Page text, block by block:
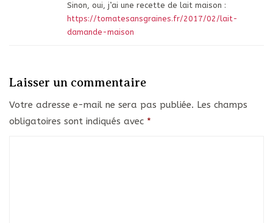
Sinon, oui, j’ai une recette de lait maison :
https://tomatesansgraines.fr/2017/02/lait-
damande-maison
Laisser un commentaire
Votre adresse e-mail ne sera pas publiée. Les champs
obligatoires sont indiqués avec *